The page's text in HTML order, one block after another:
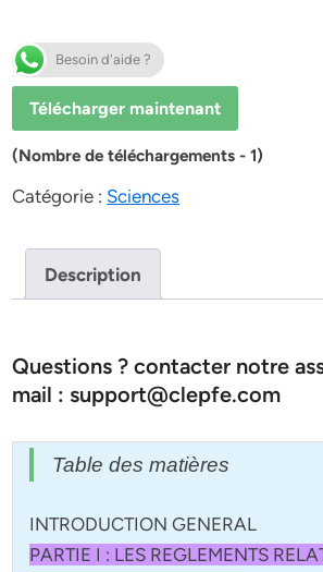
Besoin d'aide ?
Télécharger maintenant
(Nombre de téléchargements - 1)
Catégorie : Sciences
Description
Questions ? contacter notre
mail : support@clepfe.com
Table des matières
INTRODUCTION GENERAL
PARTIE I : LES REGLEMENTS